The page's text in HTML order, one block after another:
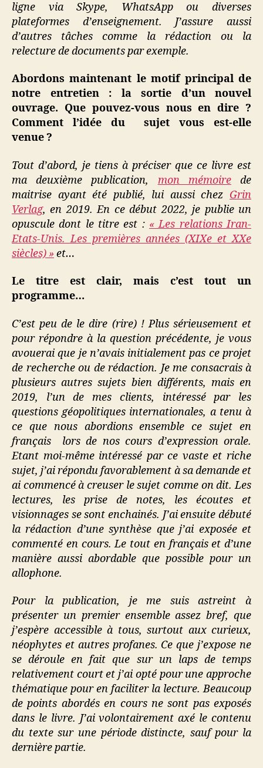
ligne via Skype, WhatsApp ou diverses
plateformes d’enseignement. J’assure aussi
d’autres tâches comme la rédaction ou la
relecture de documents par exemple.
Abordons maintenant le motif principal de
notre entretien : la sortie d’un nouvel
ouvrage. Que pouvez-vous nous en dire ?
Comment l’idée du sujet vous est-elle
venue ?
Tout d’abord, je tiens à préciser que ce livre est
ma deuxième publication, mon mémoirede
maitrise ayant été publié, lui aussi chez Grin
Verlag, en 2019. En ce début 2022, je publie un
opuscule dont le titre est : « Les relations Iran-
Etats-Unis. Les premières années (XIXe et XXe
siècles) » et…
Le titre est clair, mais c’est tout un
programme…
C’est peu de le dire (rire) ! Plus sérieusement et
pour répondre à la question précédente, je vous
avouerai que je n’avais initialement pas ce projet
de recherche ou de rédaction. Je me consacrais à
plusieurs autres sujets bien différents, mais en
2019, l’un de mes clients, intéressé par les
questions géopolitiques internationales, a tenu à
ce que nous abordions ensemble ce sujet en
français lors de nos cours d’expression orale.
Etant moi-même intéressé par ce vaste et riche
sujet, j’ai répondu favorablement à sa demande et
ai commencé à creuser le sujet comme on dit. Les
lectures, les prise de notes, les écoutes et
visionnages se sont enchainés. J’ai ensuite débuté
la rédaction d’une synthèse que j’ai exposée et
commenté en cours. Le tout en français et d’une
manière aussi abordable que possible pour un
allophone.
Pour la publication, je me suis astreint à
présenter un premier ensemble assez bref, que
j’espère accessible à tous, surtout aux curieux,
néophytes et autres profanes. Ce que j’expose ne
se déroule en fait que sur un laps de temps
relativement court et j’ai opté pour une approche
thématique pour en faciliter la lecture. Beaucoup
de points abordés en cours ne sont pas exposés
dans le livre. J’ai volontairement axé le contenu
du texte sur une période distincte, sauf pour la
dernière partie.